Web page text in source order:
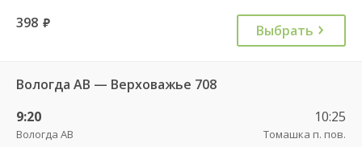
398 руб. Выбрать
Вологда АВ — Верховажье 708
9:20
Вологда АВ
10:25
Томашка п. пов.